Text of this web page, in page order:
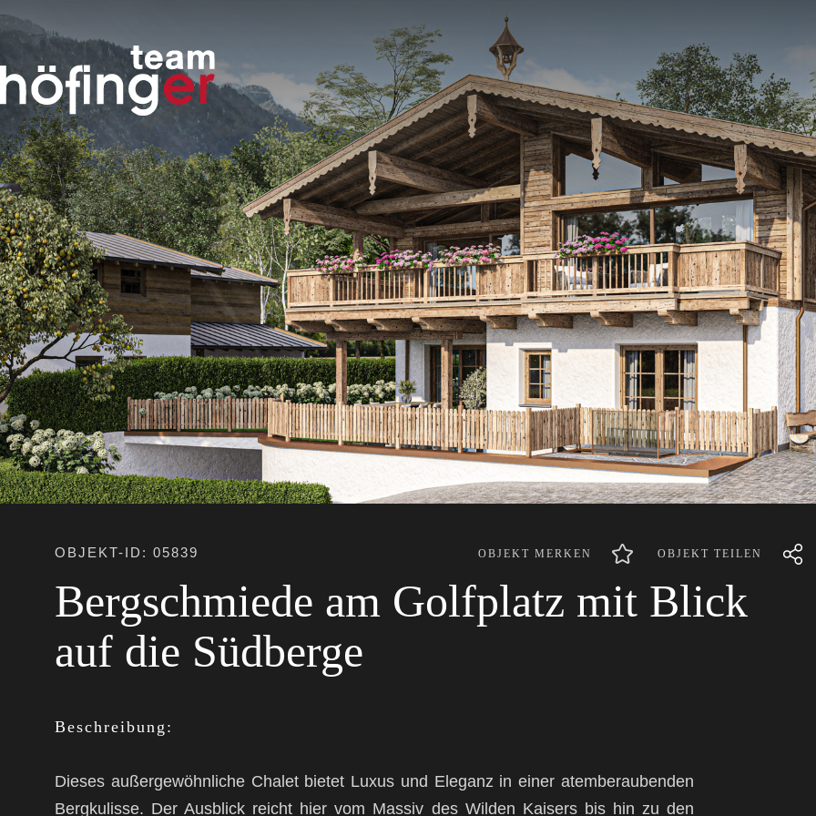
OBJEKT-ID: 05839 OBJEKT TEILEN
OBJEKT MERKEN
Bergschmiede am Golfplatz mit Blick
auf die Südberge
Beschreibung:
Dieses außergewöhnliche Chalet bietet Luxus und Eleganz in einer atemberaubenden
Bergkulisse. Der Ausblick reicht hier vom Massiv des Wilden Kaisers bis hin zu den